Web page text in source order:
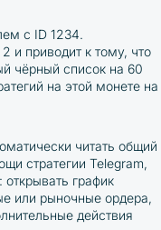
с ID 1234.
и приводит к тому, что
чёрный список на 60
на этой монете на
читать общий
стратегии Telegram,
график
или рыночные ордера,
действия